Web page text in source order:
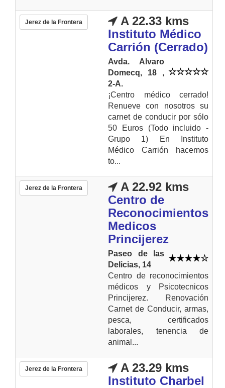
Jerez de la Frontera
A 22.33 kms
Instituto Médico
Carrión (Cerrado)
Avda. Alvaro
Domecq, 18 ,
2-A.
¡Centro médico cerrado!
Renueve con nosotros su
carnet de conducir por sólo
50 Euros (Todo incluido -
Grupo 1) En Instituto
Médico Carrión hacemos
to...
Jerez de la Frontera
A 22.92 kms
Centro de
Reconocimientos
Medicos
Princijerez
Paseo de las
Delicias, 14
Centro de reconocimientos
médicos y Psicotecnicos
Princijerez. Renovación
Carnet de Conducir, armas,
pesca, certificados
laborales, tenencia de
animal...
Jerez de la Frontera
A 23.29 kms
Instituto Charbel